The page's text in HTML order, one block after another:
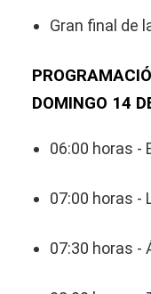
Gran final de
DOMINGO 14
06:00 horas -
07:00 horas -
07:30 horas -